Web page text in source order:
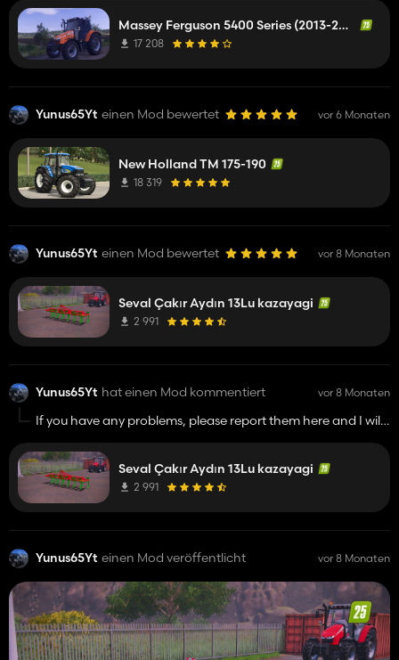
Massey Ferguson 5400 Series (2013-2017)
17 208
Yunus65Yt einen Mod bewertet vor 6 Monaten
New Holland TM 175-190
18 319
Yunus65Yt einen Mod bewertet vor 8 Monaten
Seval Çakır Aydın 13Lu kazayagi
2 991
Yunus65Yt hat einen Mod kommentiert vor 8 Monaten
If you have any problems, please report them here and I will
Seval Çakır Aydın 13Lu kazayagi
2 991
Yunus65Yt einen Mod veröffentlicht vor 8 Monaten